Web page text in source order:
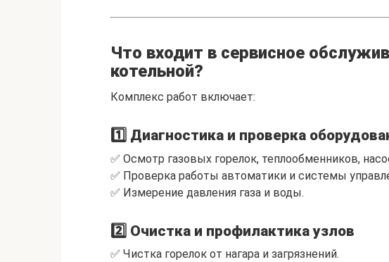
Что входит в сервисное
котельной?
Комплекс работ включает:
1️⃣ Диагностика и проверка
✅ Осмотр газовых горелок, теплообменников,
✅ Проверка работы автоматики и системы
✅ Измерение давления газа и воды.
2️⃣ Очистка и профилактика узлов
✅ Чистка горелок от нагара и загрязнений.